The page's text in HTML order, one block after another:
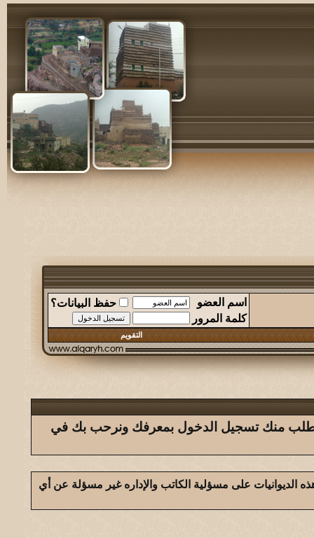
اسم العضو
حفظ البيانات؟
كلمة المرور
التقويم
يتطلب منك تسجيل الدخول بمعرفك ونرحب بك في
الديوانيات على مسؤلية الكاتب والإداره غير مسؤلة عن أي